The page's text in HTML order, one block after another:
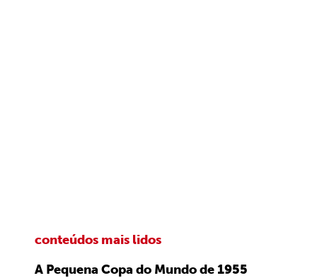
conteúdos mais lidos
A Pequena Copa do Mundo de 1955